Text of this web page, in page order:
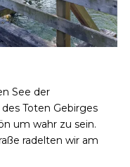
See der
Toten Gebirges
um wahr zu sein.
radelten wir am